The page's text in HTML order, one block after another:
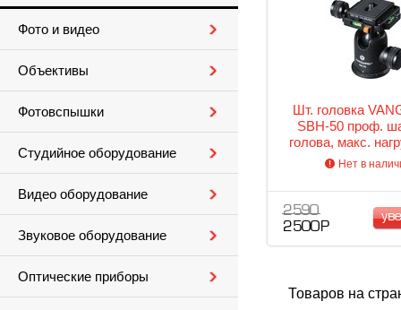
Фото и видео
Объективы
Фотовспышки
Студийное оборудование
Видео оборудование
Звуковое оборудование
Оптические приборы
Шт. головка
SBH-50 проф.
голова, макс.
(QS-39)
Нет в
2 590
2 500 Р
Товаров на